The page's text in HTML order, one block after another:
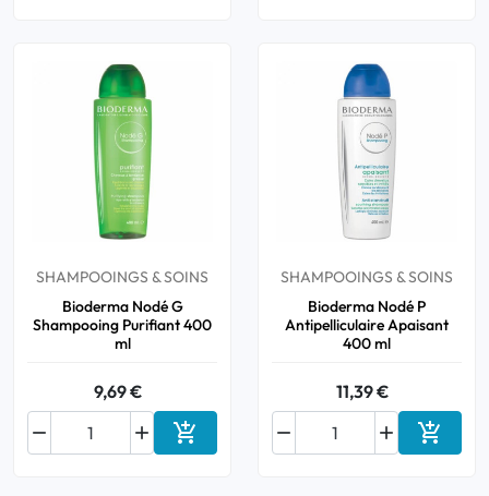
SHAMPOOINGS & SOINS
Bioderma Nodé G
Shampooing Purifiant 400
ml
9,69 €

 Ajouter au panier
SHAMPOOINGS & SOINS
Bioderma Nodé P
Antipelliculaire Apaisant
400 ml
11,39 €

 